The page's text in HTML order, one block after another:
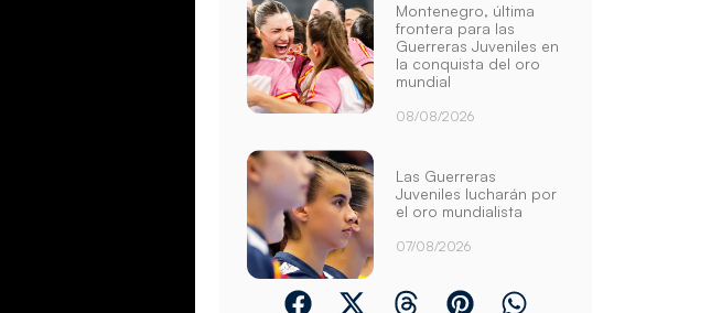
Montenegro, última
frontera para las
Guerreras Juveniles en
la conquista del oro
mundial
08/08/2026
Las Guerreras
Juveniles lucharán por
el oro mundialista
07/08/2026